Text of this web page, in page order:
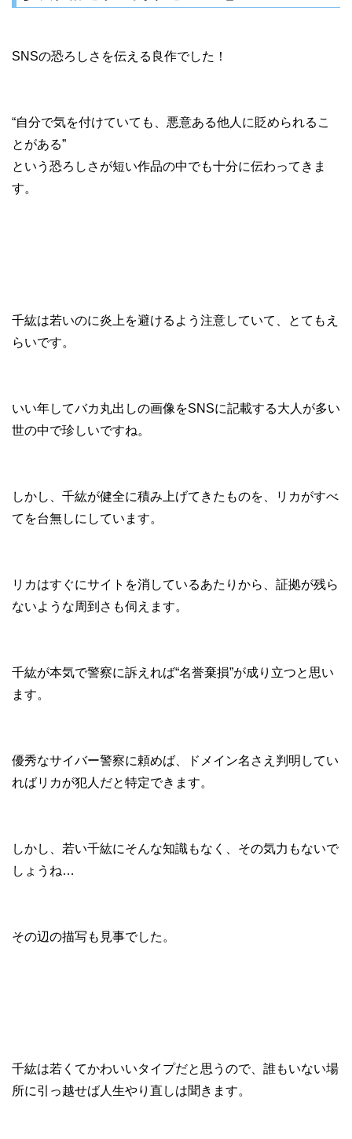
SNSの恐ろしさを伝える良作でした！
“自分で気を付けていても、悪意ある他人に貶められるこ
とがある”
という恐ろしさが短い作品の中でも十分に伝わってきま
す。
千紘は若いのに炎上を避けるよう注意していて、とてもえ
らいです。
いい年してバカ丸出しの画像をSNSに記載する大人が多い
世の中で珍しいですね。
しかし、千紘が健全に積み上げてきたものを、リカがすべ
てを台無しにしています。
リカはすぐにサイトを消しているあたりから、証拠が残ら
ないような周到さも伺えます。
千紘が本気で警察に訴えれば“名誉棄損”が成り立つと思い
ます。
優秀なサイバー警察に頼めば、ドメイン名さえ判明してい
ればリカが犯人だと特定できます。
しかし、若い千紘にそんな知識もなく、その気力もないで
しょうね…
その辺の描写も見事でした。
千紘は若くてかわいいタイプだと思うので、誰もいない場
所に引っ越せば人生やり直しは聞きます。